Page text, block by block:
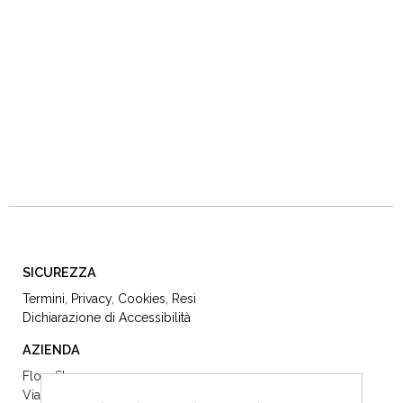
SICUREZZA
Termini Privacy, Cookies
Resi
Dichiarazione di Accessibilità
AZIENDA
Flow Store
Via Dè Vecchietti 22